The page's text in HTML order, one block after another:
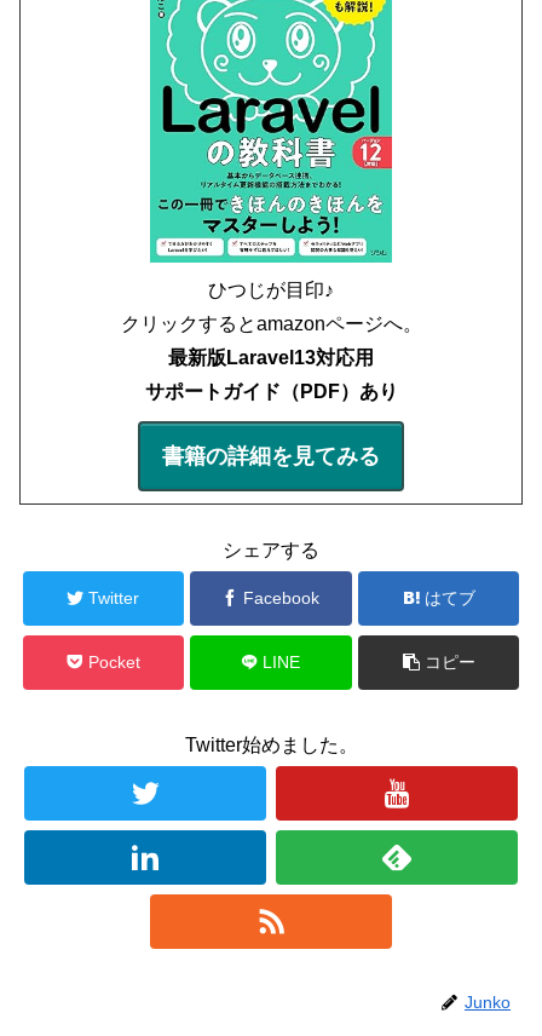
ひつじが目印♪
クリックするとamazonページへ。
最新版Laravel13対応用
サポートガイド（PDF）あり
書籍の詳細を見てみる
シェアする
Twitter Facebook はてブ
Pocket LINE コピー
Twitter始めました。
Junko